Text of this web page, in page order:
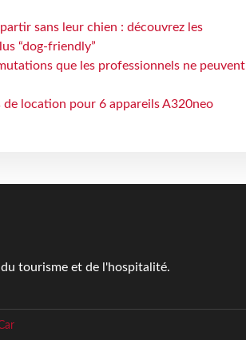
sans leur chien : découvrez les
“dog-friendly”
que les professionnels ne peuvent
de location pour 6 appareils A320neo
tourisme et de l'hospitalité.